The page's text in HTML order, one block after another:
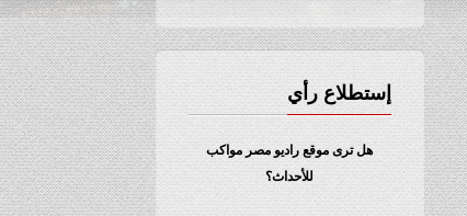
إستطلاع رأي
هل ترى موقع راديو مصر مواكب
للأحداث؟